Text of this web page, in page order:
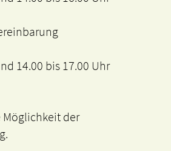
14.00 bis 17.00 Uhr
der